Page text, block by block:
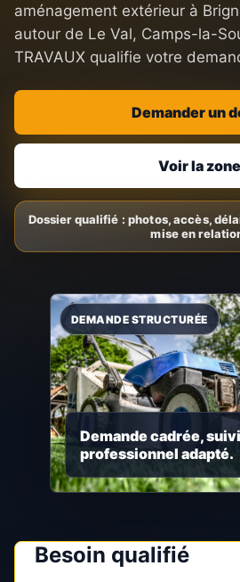
aménagement extérieur à
autour de Le Val, Camps-la-
TRAVAUX qualifie votre
Demander un
Voir la zone
Demande cadrée,
professionnel adapté.
Besoin qualifié